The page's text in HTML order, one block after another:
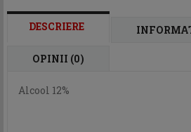
DESCRIERE
OPINII (0)
Alcool 12%